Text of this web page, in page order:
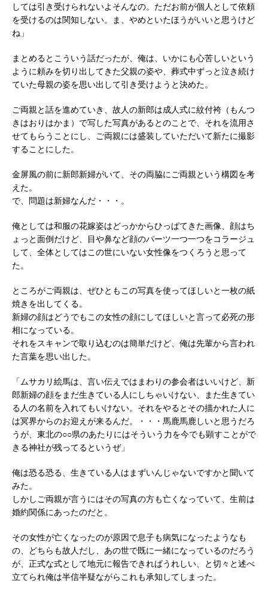
しては引き受けられないよそんなの。ただお前が個人として依頼
を受けるのは関知しない。ま、やめといたほうがいいと思うけど
ね」
まとめるとこういう話だったが、俺は、いかにも心苦しいという
ように頼みを切り出してきた父親の姿や、葬式中ずっと泣き続け
ていた母親の姿を思い出して引き受けようと決めた。
ご両親と話を進めていき、故人の新郎は成人式に紋付袴（もんつ
きはおりはかま）で写した写真があるとのことで、それを流用さ
せてもらうことにし、ご両親には盛装していただいて新たに撮影
することにした。
金屏風の前に新郎新婦がいて、その両脇にご両親という構図を考
えた。
で、問題は新婦なんだ・・・。
俺としては和服の花嫁姿はどっかからひっぱてきた画像、顔はち
ょっと面倒だけど、目や鼻など顔のパーツ一つ一つをコラージュ
して、全体としてはこの世にいない女性像をつくろうと思って
た。
ところがご両親は、ぜひともこの写真を使ってほしいと一枚の紙
焼きを出してくる。
新婦の顔はどうでもこの女性の顔にしてほしいと言って必死の形
相になっている。
それをスキャンで取り込むのは簡単だけど、俺は先輩から言われ
た言葉を思い出した。
「ムサカリ絵馬は、言い伝えではまわりの参会者はいいけど、新
郎新婦の顔をまだ生きている人にしちゃいけない、また生きてい
る人の名前を入れてもいけない。それをやるとその描かれた人に
は冥界からのお迎えが来るんだ。・・・馬鹿馬鹿しいと思うだろ
うが、東北の○○県のあたりにはそういう力を今でも顕すことがで
きる神社が残ってるというぜ」
俺は恐る恐る、生きている人はまずいんじゃないですかと聞いて
みた。
しかしご両親が言うにはその写真の方も亡くなっていて、生前は
婚約関係にあったのだと。
その女性が亡くなったのが原因で息子も病気になったようなも
の、どちらも故人だし、あの世で既に一緒になっているのだろう
が、正式な式として地元に報告できればうれしい、と切々と述べ
立てられ俺は半信半疑ながらこれも承知してしまった。